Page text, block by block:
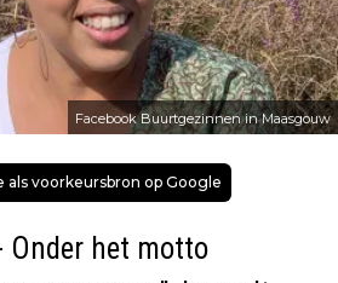
Facebook Buurtgezinnen in Maasgouw
als voorkeursbron op Google
Onder het motto